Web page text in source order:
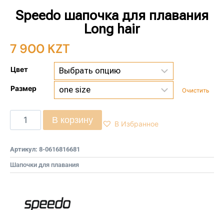
Speedo шапочка для плавания
Long hair
7 900 KZT
Цвет
Размер Очистить
В корзину В Избранное
Артикул: 8-0616816681
Шапочки для плавания